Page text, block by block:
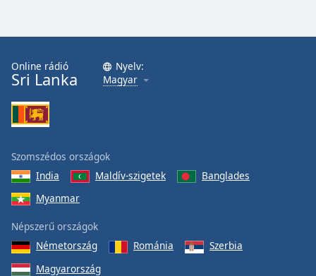
Online rádió
Sri Lanka
Nyelv:
Magyar
Szomszédos országok
India
Maldív-szigetek
Banglades
Myanmar
Népszerű országok
Németország
Románia
Szerbia
Magyarország